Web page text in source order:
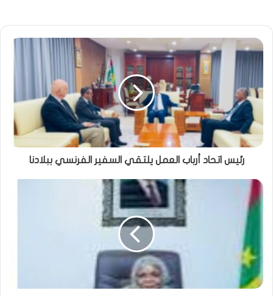
رئيس اتحاد أرباب العمل يلتقي السفير الفرنسي ببلادنا